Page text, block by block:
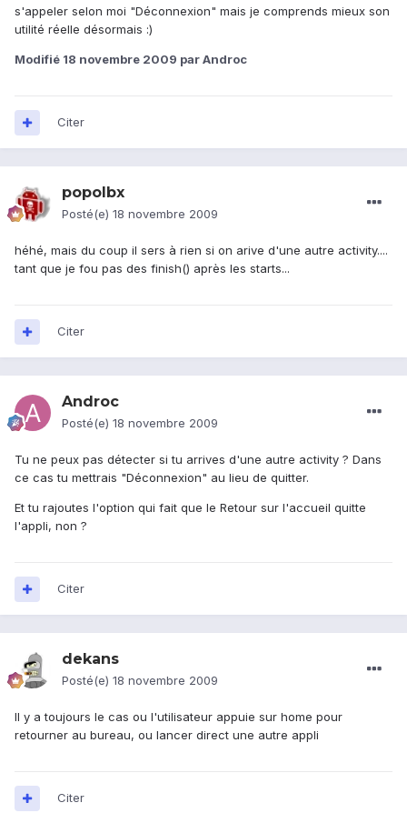
s'appeler selon moi "Déconnexion" mais je comprends mieux son
utilité réelle désormais :)
Modifié 18 novembre 2009 par Androc
Citer
popolbx
Posté(e) 18 novembre 2009
héhé, mais du coup il sers à rien si on arive d'une autre activity....
tant que je fou pas des finish() après les starts...
Citer
Androc
Posté(e) 18 novembre 2009
Tu ne peux pas détecter si tu arrives d'une autre activity ? Dans
ce cas tu mettrais "Déconnexion" au lieu de quitter.
Et tu rajoutes l'option qui fait que le Retour sur l'accueil quitte
l'appli, non ?
Citer
dekans
Posté(e) 18 novembre 2009
Il y a toujours le cas ou l'utilisateur appuie sur home pour
retourner au bureau, ou lancer direct une autre appli
Citer